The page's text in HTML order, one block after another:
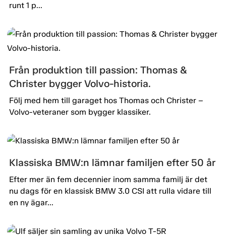
runt 1 p...
Från produktion till passion: Thomas &
Christer bygger Volvo-historia.
Följ med hem till garaget hos Thomas och Christer –
Volvo-veteraner som bygger klassiker.
Klassiska BMW:n lämnar familjen efter 50 år
Efter mer än fem decennier inom samma familj är det
nu dags för en klassisk BMW 3.0 CSI att rulla vidare till
en ny ägar...